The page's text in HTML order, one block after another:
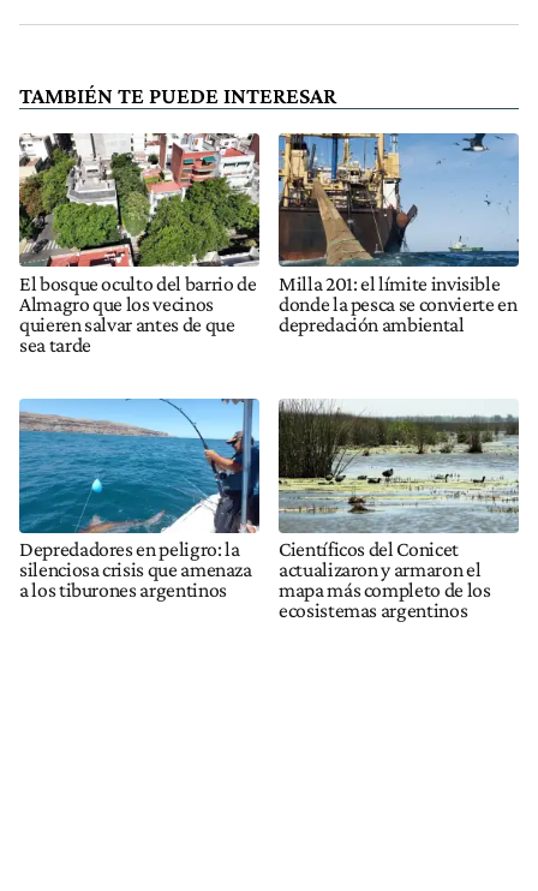
TAMBIÉN TE PUEDE INTERESAR
El bosque oculto del barrio de
Almagro que los vecinos
quieren salvar antes de que
sea tarde
Milla 201: el límite invisible
donde la pesca se convierte en
depredación ambiental
Depredadores en peligro: la
silenciosa crisis que amenaza
a los tiburones argentinos
Científicos del Conicet
actualizaron y armaron el
mapa más completo de los
ecosistemas argentinos